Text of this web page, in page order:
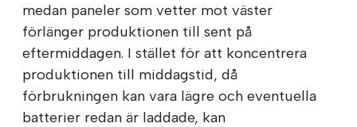
medan paneler som vetter mot väster
förlänger produktionen till sent på
eftermiddagen. I stället för att koncentrera
produktionen till middagstid, då
förbrukningen kan vara lägre och eventuella
batterier redan är laddade, kan